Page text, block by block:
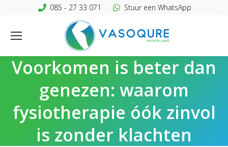
085 - 27 33 071 Stuur een WhatsApp
Voorkomen is beter dan
genezen: waarom
fysiotherapie óók zinvol
is zonder klachten